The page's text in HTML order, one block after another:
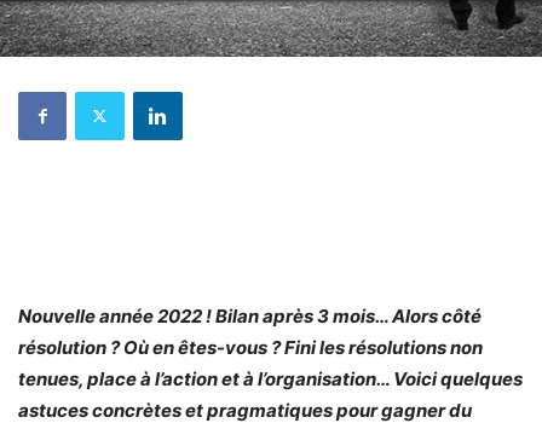
Nouvelle année 2022 ! Bilan après 3 mois… Alors côté
résolution ? Où en êtes-vous ? Fini les résolutions non
tenues, place à l’action et à l’organisation… Voici quelques
astuces concrètes et pragmatiques pour gagner du